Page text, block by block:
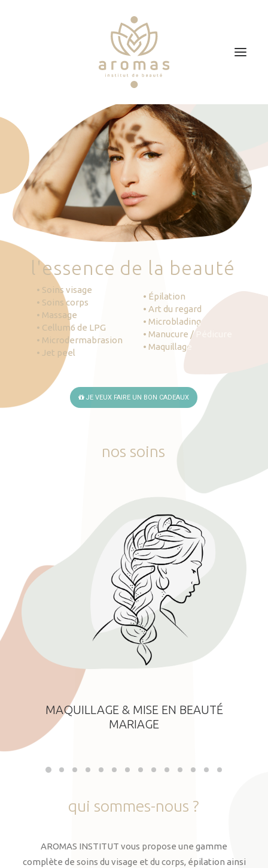
Soins
Je veux faire un bon cadeau
Plan d’accès
Prendre RDV
'essence de la beauté
• Soins visage
• Soins corps
• Massage
• Cellum6 de LPG
• Microdermabrasion
• Jet peel
• Épilation
• Art du regard
• Microblading
• Manucure / Pédicure
• Maquillage
JE VEUX FAIRE UN BON CADEAUX
nos soins
MAQUILLAGE & MISE EN BEAUTÉ
MARIAGE
qui sommes-nous ?
AROMAS INSTITUT vous propose une gamme
complète de soins du visage et du corps, épilation ainsi